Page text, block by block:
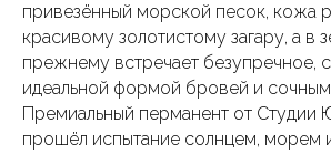
привезённый морской песок, кожа
красивому золотистому загару, а в
прежнему встречает безупречное,
идеальной формой бровей и
Премиальный перманент от Студии
прошёл испытание солнцем, морем